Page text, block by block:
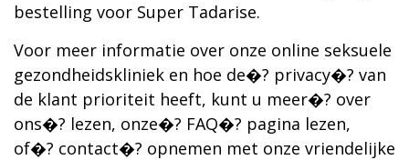
bestelling voor Super Tadarise.
Voor meer informatie over onze online seksuele
gezondheidskliniek en hoe de�? privacy�? van
de klant prioriteit heeft, kunt u meer�? over
ons�? lezen, onze�? FAQ�? pagina lezen,
of�? contact�? opnemen met onze vriendelijke